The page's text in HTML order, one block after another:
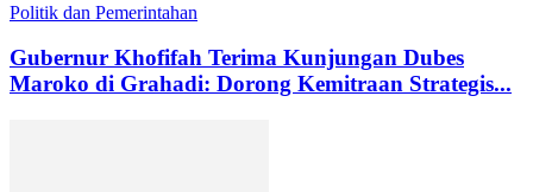
Politik dan Pemerintahan
Gubernur Khofifah Terima Kunjungan Dubes
Maroko di Grahadi: Dorong Kemitraan Strategis...